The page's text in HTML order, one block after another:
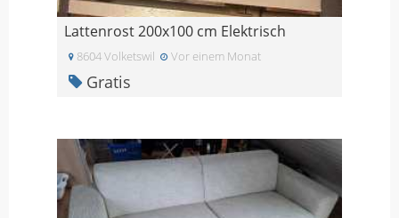
Lattenrost 200x100 cm Elektrisch
8604 Volketswil Vor einem Monat
Gratis